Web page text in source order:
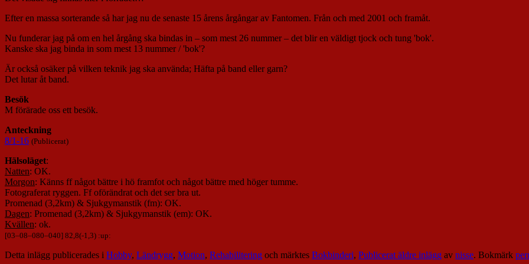
Efter en massa sorterande så har jag nu de senaste 15 årens årgångar av Fantomen. Från och med 2001 och framåt.
Nu funderar jag på om en hel årgång ska bindas in – som mest 26 nummer – det blir en väldigt tjock och tung 'bok'.
Kanske ska jag binda in som mest 13 nummer / 'bok'?
Är också osäker på vilken teknik jag ska använda; Häfta på band eller garn?
Det lutar åt band.
Besök
M förärade oss ett besök.
Anteckning
8/1-16 (Publicerat)
Hälsoläget:
Natten: OK.
Morgon: Känns ff något bättre i hö framfot och något bättre med höger tumme.
Fotograferat ryggen. Ff oförändrat och det ser bra ut.
Promenad (3,2km) & Sjukgymanstik (fm): OK.
Dagen: Promenad (3,2km) & Sjukgymanstik (em): OK.
Kvällen: ok.
[03–08–080–040] 82,8(-1,3) :up:
Detta inlägg publicerades i Hobby, Ländrygg, Motion, Rehabilitering och märktes Bokbinderi, Publicerat äldre inlägg av nisse. Bokmärk